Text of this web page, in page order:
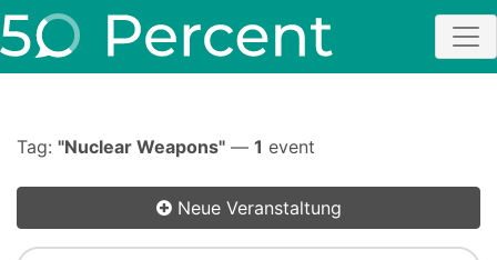
Tag: "Nuclear Weapons" — 1 event
Neue Veranstaltung